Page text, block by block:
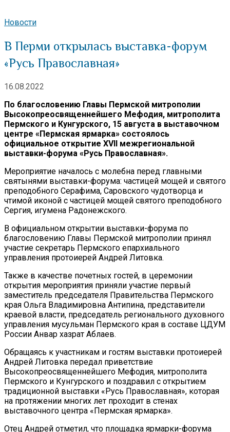
Новости
В Перми открылась выставка-форум
«Русь Православная»
16.08.2022
По благословению Главы Пермской митрополии
Высокопреосвященнейшего Мефодия, митрополита
Пермского и Кунгурского, 15 августа в выставочном
центре «Пермская ярмарка» состоялось
официальное открытие XVII межрегиональной
выставки-форума «Русь Православная».
Мероприятие началось с молебна перед главными
святынями выставки-форума: частицей мощей и святого
преподобного Серафима, Саровского чудотворца и
чтимой иконой с частицей мощей святого преподобного
Сергия, игумена Радонежского.
В официальном открытии выставки-форума по
благословению Главы Пермской митрополии принял
участие секретарь Пермского епархиального
управления протоиерей Андрей Литовка.
Также в качестве почетных гостей, в церемонии
открытия мероприятия приняли участие первый
заместитель председателя Правительства Пермского
края Ольга Владимировна Антипина, представители
краевой власти, председатель регионального духовного
управления мусульман Пермского края в составе ЦДУМ
России Анвар хазрат Аблаев.
Обращаясь к участникам и гостям выставки протоиерей
Андрей Литовка передал приветствие
Высокопреосвященнейшего Мефодия, митрополита
Пермского и Кунгурского и поздравил с открытием
традиционной выставки «Русь Православная», которая
на протяжении многих лет проходит в стенах
выставочного центра «Пермская ярмарка».
Отец Андрей отметил, что площадка ярмарки-форума